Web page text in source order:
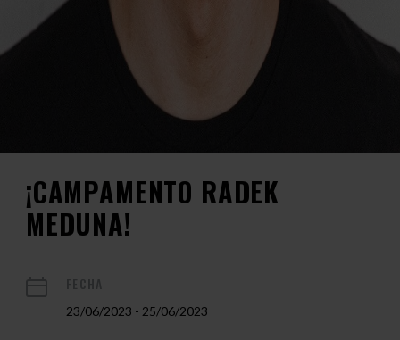
¡CAMPAMENTO RADEK
MEDUNA!
23/06/2023 - 25/06/2023